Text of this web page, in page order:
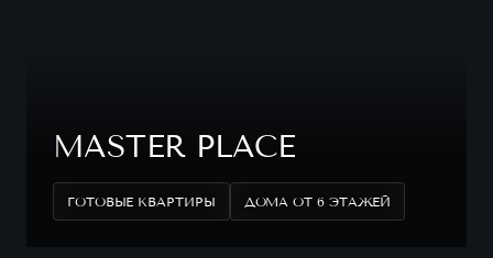
MASTER PLACE
ГОТОВЫЕ КВАРТИРЫ ДОМА ОТ 6 ЭТАЖЕЙ